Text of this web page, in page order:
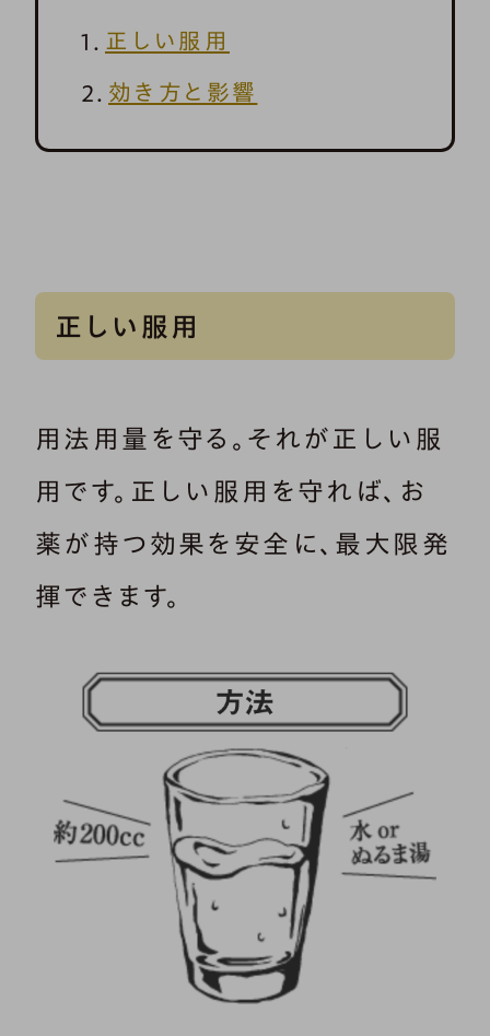
正しい服用
効き方と影響
正しい服用
用法用量を守る。それが正しい服
用です。正しい服用を守れば、お
薬が持つ効果を安全に、最大限発
揮できます。